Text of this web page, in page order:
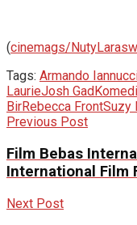
(cinemags/
Tags: Armando
LaurieJosh GadKomedi
BirRebecca FrontSuzy
Previous Post
Film Bebas
International Film
Next Post